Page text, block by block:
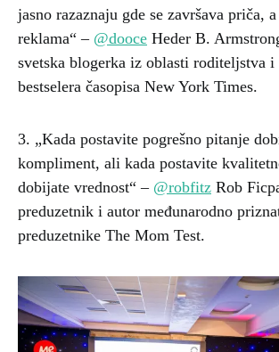
jasno razaznaju gde se završava priča,
reklama“ – @dooce Heder B.
svetska blogerka iz oblasti roditeljstva i
bestselera časopisa New York Times.
3. „Kada postavite pogrešno pitanje
kompliment, ali kada postavite
dobijate vrednost“ – @robfitz Rob
preduzetnik i autor međunarodno
preduzetnike The Mom Test.